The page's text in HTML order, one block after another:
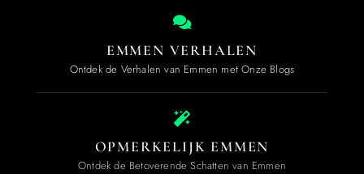
EMMEN VERHALEN
Ontdek de Verhalen van Emmen met Onze Blogs
OPMERKELIJK EMMEN
Ontdek de Betoverende Schatten van Emmen